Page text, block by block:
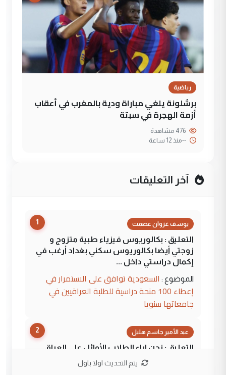
رياضية
برشلونة يلغي مباراة ودية بالمغرب في أعقاب
أزمة الهجرة في سبتة
--منذ 12 ساعة
آخر التعليقات
1 يوسف غزوان عصمت
التعليق : بكالوريوس فيزياء طبية متزوج و
زوجتي أيضا بكالوريوس سكني بغداد أرغب في
إكمال دراستي داخل ...
الموضوع : السعودية توافق على الاستمرار في
إعطاء 100 منحة دراسية للطلبة العراقيين في
جامعاتها سنويا
2 عبد الأمير جاسم هليل
التعليق : نحن اباء الطلاب الأوائل على العراق
نتشرف بلقاء السيد احمد الصافي في العتبات
يتم التحديث اولا باول